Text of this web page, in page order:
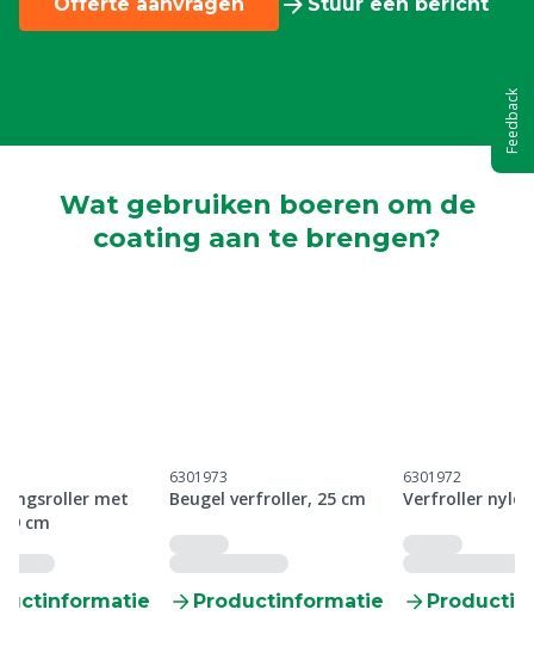
Wat gebruiken boeren om de
coating aan te brengen?
met
cm
6301973
Beugel verfroller, 25 cm
Productinformatie
6301972
Verfroller
Feedback